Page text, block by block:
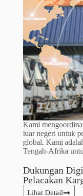
Kami
luar negeri untuk
global. Kami
Tengah-Afrika
Dukungan
Pelacakan
Lihat Detail